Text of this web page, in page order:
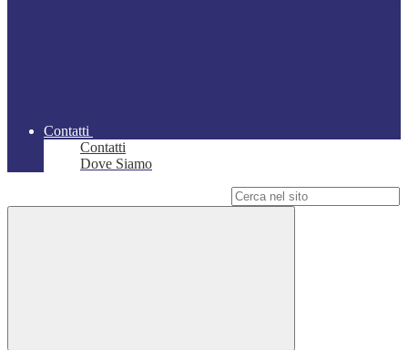
Contatti
Contatti
Dove Siamo